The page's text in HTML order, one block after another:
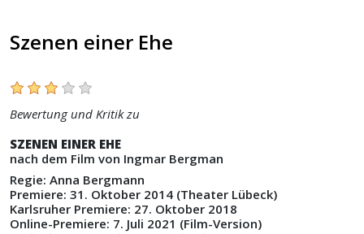
Szenen einer Ehe
Bewertung und Kritik zu
SZENEN EINER EHE
nach dem Film von Ingmar Bergman
Regie: Anna Bergmann
Premiere: 31. Oktober 2014 (Theater Lübeck)
Karlsruher Premiere: 27. Oktober 2018
Online-Premiere: 7. Juli 2021 (Film-Version)